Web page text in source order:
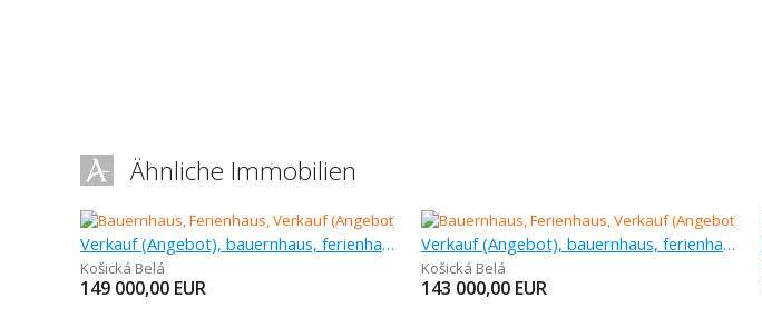
Ähnliche Immobilien
Verkauf (Angebot), bauernhaus, ferienhaus
Košická Belá
149 000,00 EUR
Verkauf (Angebot), bauernhaus, ferienhaus
Košická Belá
143 000,00 EUR